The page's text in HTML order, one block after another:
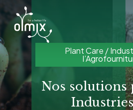
to
main
content
Plant Care /
Nos solutions